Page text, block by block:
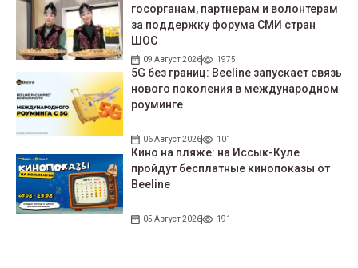
госорганам, партнерам и волонтерам
за поддержку форума СМИ стран
ШОС
09 Август 2026 1975
5G без границ: Beeline запускает связь
нового поколения в международном
роуминге
06 Август 2026 101
Кино на пляже: на Иссык-Куле
пройдут беcплатные кинопоказы от
Beeline
05 Август 2026 191